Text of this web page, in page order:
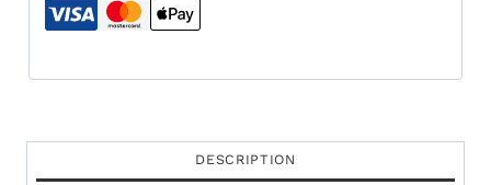
INFORMATIONS COMPLÉMENTAIRES